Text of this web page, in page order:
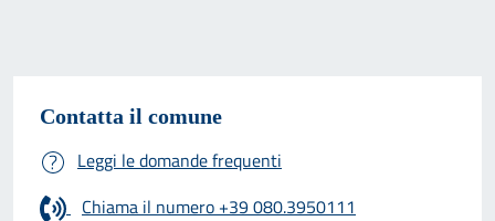
Contatta il comune
Leggi le domande frequenti
Chiama il numero +39 080.3950111